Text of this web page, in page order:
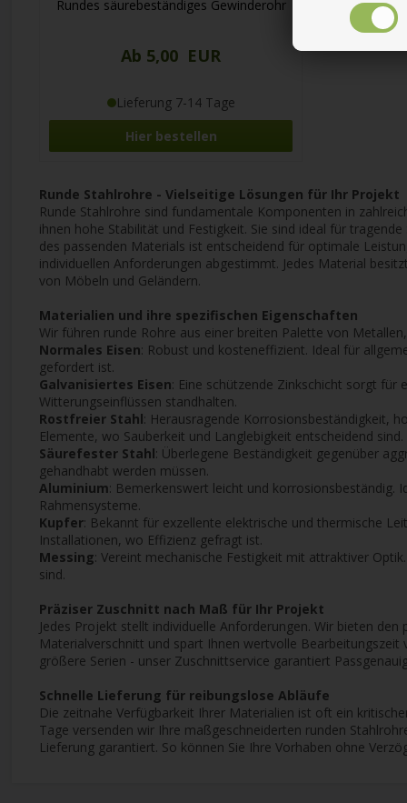
Rundes säurebeständiges Gewinderohr
Ab 5,00 EUR
Lieferung 7-14 Tage
Hier bestellen
Runde Stahlrohre - Vielseitige Lösungen für Ihr Projekt
Runde Stahlrohre sind fundamentale Komponenten in
ihnen hohe Stabilität und Festigkeit. Sie sind ideal für
des passenden Materials ist entscheidend für optimale
individuellen Anforderungen abgestimmt. Jedes Material
von Möbeln und Geländern.
Materialien und ihre spezifischen Eigenschaften
Wir führen runde Rohre aus einer breiten Palette von
Normales Eisen: Robust und kosteneffizient. Ideal für
gefordert ist.
Galvanisiertes Eisen: Eine schützende Zinkschicht sorgt
Witterungseinflüssen standhalten.
Rostfreier Stahl: Herausragende Korrosionsbeständigkeit,
Elemente, wo Sauberkeit und Langlebigkeit entscheidend sind.
Säurefester Stahl: Überlegene Beständigkeit gegenüber
gehandhabt werden müssen.
Aluminium: Bemerkenswert leicht und korrosionsbeständig.
Rahmensysteme.
Kupfer: Bekannt für exzellente elektrische und thermische
Installationen, wo Effizienz gefragt ist.
Messing: Vereint mechanische Festigkeit mit attraktiver
sind.
Präziser Zuschnitt nach Maß für Ihr Projekt
Jedes Projekt stellt individuelle Anforderungen. Wir bieten
Materialverschnitt und spart Ihnen wertvolle
größere Serien - unser Zuschnittservice garantiert
Schnelle Lieferung für reibungslose Abläufe
Die zeitnahe Verfügbarkeit Ihrer Materialien ist oft ein
Tage versenden wir Ihre maßgeschneiderten runden
Lieferung garantiert. So können Sie Ihre Vorhaben ohne